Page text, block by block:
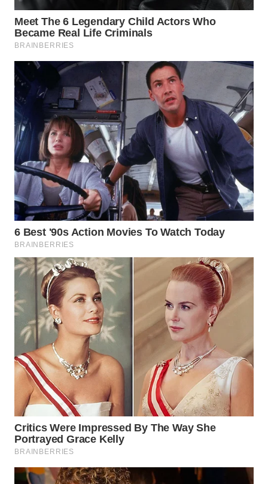
KARO
WN
SIMALUNGUN
LABUHANBATU
WN
TAPANULI
TENGAH
WN DELI
SERDANG
WN
TEBING
WN
PAKPAK
WN
KARAWANG
WN
BEKASI
BOGOR
DEPOK